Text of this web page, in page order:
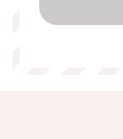
・当社のお客
・本人確認
・サービスの